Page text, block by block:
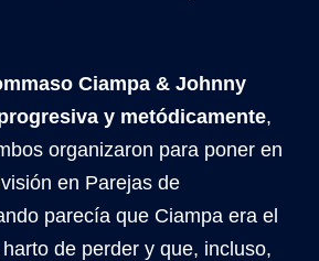
Ciampa & Johnny
y metódicamente,
organizaron para poner en
en Parejas de
parecía que Ciampa era el
de perder y que, incluso,